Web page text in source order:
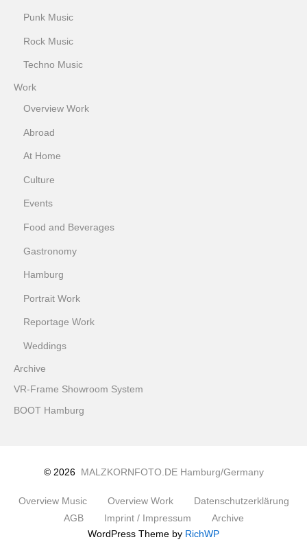
Punk Music
Rock Music
Techno Music
Work
Overview Work
Abroad
At Home
Culture
Events
Food and Beverages
Gastronomy
Hamburg
Portrait Work
Reportage Work
Weddings
Archive
VR-Frame Showroom System
BOOT Hamburg
© 2026 MALZKORNFOTO.DE Hamburg/Germany
Overview Music Overview Work
Datenschutzerklärung
AGB
Imprint / Impressum
Archive
WordPress Theme by RichWP